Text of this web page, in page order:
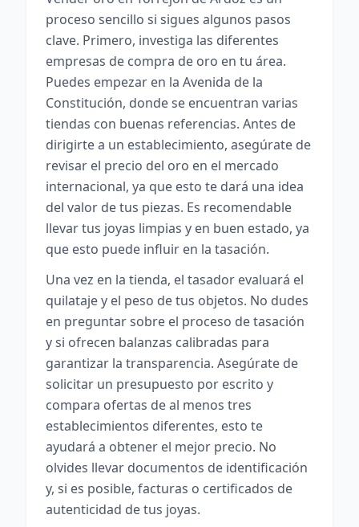
proceso sencillo si sigues algunos pasos
clave. Primero, investiga las diferentes
empresas de compra de oro en tu área.
Puedes empezar en la Avenida de la
Constitución, donde se encuentran varias
tiendas con buenas referencias. Antes de
dirigirte a un establecimiento, asegúrate de
revisar el precio del oro en el mercado
internacional, ya que esto te dará una idea
del valor de tus piezas. Es recomendable
llevar tus joyas limpias y en buen estado, ya
que esto puede influir en la tasación.
Una vez en la tienda, el tasador evaluará el
quilataje y el peso de tus objetos. No dudes
en preguntar sobre el proceso de tasación
y si ofrecen balanzas calibradas para
garantizar la transparencia. Asegúrate de
solicitar un presupuesto por escrito y
compara ofertas de al menos tres
establecimientos diferentes, esto te
ayudará a obtener el mejor precio. No
olvides llevar documentos de identificación
y, si es posible, facturas o certificados de
autenticidad de tus joyas.